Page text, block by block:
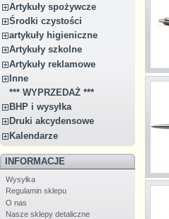
Artykuły spożywcze
Środki czystości
artykuły higieniczne
Artykuły szkolne
Artykuły reklamowe
Inne
*** WYPRZEDAŻ ***
BHP i wysyłka
Druki akcydensowe
Kalendarze
INFORMACJE
Wysyłka
Regulamin sklepu
O nas
Nasze sklepy detaliczne